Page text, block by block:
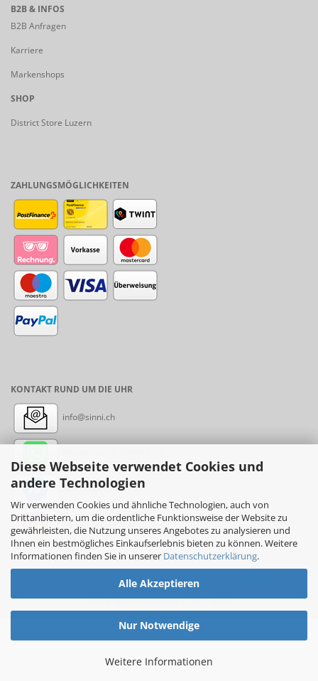
Diese Webseite verwendet Cookies und
andere Technologien
Wir verwenden Cookies und ähnliche Technologien, auch von
Drittanbietern, um die ordentliche Funktionsweise der Website zu
gewährleisten, die Nutzung unseres Angebotes zu analysieren und
Ihnen ein bestmögliches Einkaufserlebnis bieten zu können. Weitere
Informationen finden Sie in unserer Datenschutzerklärung.
Alle Akzeptieren
Nur Notwendige
Weitere Informationen
B2B & INFOS
B2B Anfragen
Karriere
Markenshops
SHOP
District Store Luzern
ZAHLUNGSMÖGLICHKEITEN
KONTAKT RUND UM DIE UHR
info@sinni.ch
Messenger: sinni.ch
Instagram: sinni_ch
Online-Shopby sinni.ch © 2017-2026